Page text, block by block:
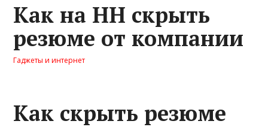
Как на HH скрыть
резюме от компании
Гаджеты и интернет
Как скрыть резюме